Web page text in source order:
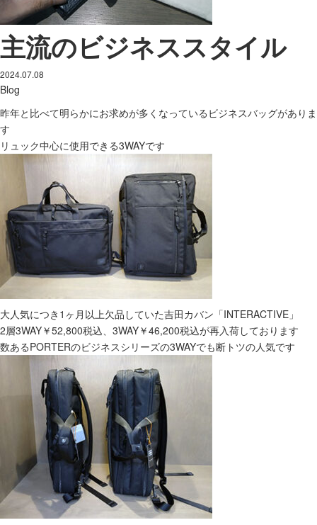
主流のビジネススタイル
2024.07.08
Blog
昨年と比べて明らかにお求めが多くなっているビジネスバッグがありま
す
リュック中心に使用できる3WAYです
大人気につき1ヶ月以上欠品していた吉田カバン「INTERACTIVE」
2層3WAY￥52,800税込、3WAY￥46,200税込が再入荷しております
数あるPORTERのビジネスシリーズの3WAYでも断トツの人気です